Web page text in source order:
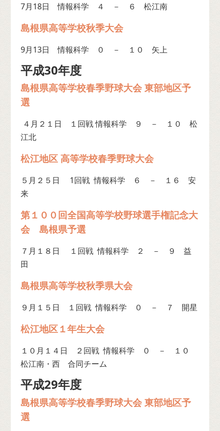
7月18日 情報科学 ４ － ６ 松江南
島根県高等学校秋季大会
9月13日 情報科学 ０ － １０ 矢上
平成30年度
島根県高等学校春季野球大会 東部地区予
選
４月２１日 １回戦 情報科学 ９ － １０ 松
江北
松江地区 高等学校春季野球大会
５月２５日 1回戦 情報科学 ６ － １６ 安
来
第１００回全国高等学校野球選手権記念大
会 島根県予選
７月１８日 １回戦 情報科学 ２ － ９ 益
田
島根県高等学校秋季県大会
９月１５日 １回戦 情報科学 ０ － ７ 開星
松江地区１年生大会
１０月１４日 ２回戦 情報科学 ０ － １０
松江南・西 合同チーム
平成29年度
島根県高等学校春季野球大会 東部地区予
選